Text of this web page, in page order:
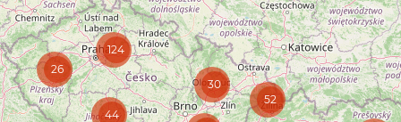
26
124
52
44
30